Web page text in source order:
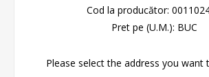
Cod la producător:
Pret pe (U.M.): BUC
Please select the address you want